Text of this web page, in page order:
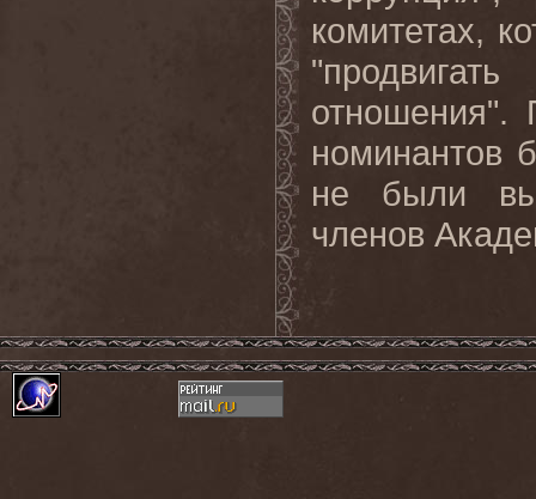
комитетах,
отношения".
номинантов
не были
членов